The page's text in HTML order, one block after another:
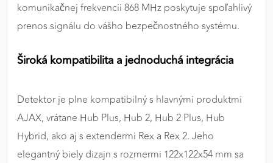
komunikačnej frekvencii 868 MHz poskytuje spoľahlivý
prenos signálu do vášho bezpečnostného systému.
Široká kompatibilita a jednoduchá integrácia
Detektor je plne kompatibilný s hlavnými produktmi
AJAX, vrátane Hub Plus, Hub 2, Hub 2 Plus, Hub
Hybrid, ako aj s extendermi Rex a Rex 2. Jeho
elegantný biely dizajn s rozmermi 122x122x54 mm sa